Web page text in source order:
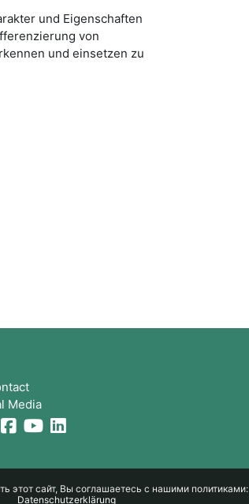
этот сайт, Вы соглашаетесь с нашими политиками:
Datenschutzerklärung
und Eigenschaften
von
und einsetzen zu
Media